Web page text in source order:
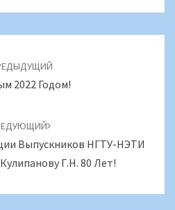
2022 Годом!
Выпускников НГТУ-НЭТИ
Г.Н. 80 Лет!